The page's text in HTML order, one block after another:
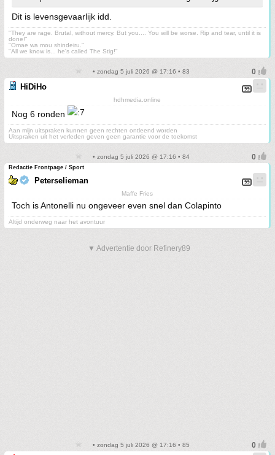
Dit is levensgevaarlijk idd.
"They are rage. Brutal, without mercy. But you.... You will be worse. Rip and tear, until it is
done!"
"Omae wa mou shindeiru."
"All we know is... he's called The Stig!"
• zondag 5 juli 2026 @ 17:16 • 83
HiDiHo
hdhmedia.online
Nog 6 ronden
Aan mijn uitspraken kunnen geen rechten ontleend worden
Uitspraken uit het verleden geven geen garantie voor de toekomst
• zondag 5 juli 2026 @ 17:16 • 84
Redactie Frontpage / Sport
Peterselieman
Maffe Fries
Toch is Antonelli nu ongeveer even snel dan Colapinto
Altijd onderweg naar het avontuur
▼ Advertentie door Refinery89
• zondag 5 juli 2026 @ 17:16 • 85